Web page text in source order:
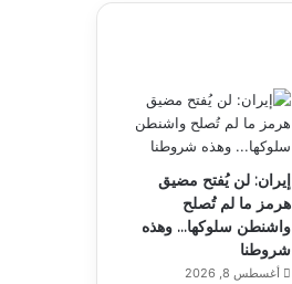
إيران: لن يُفتح مضيق
هرمز ما لم تُصلح
واشنطن سلوكها… وهذه
شروطنا
أغسطس 8, 2026